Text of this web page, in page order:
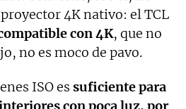
4K nativo: el TCL
con 4K, que no
no es moco de pavo.
ISO es suficiente para